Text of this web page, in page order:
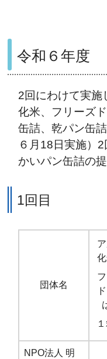
令和６年度
2回にわけて実施
化米、フリーズ
缶詰、乾パン缶
６月18日実施）
かいパン缶詰の
1回目
団体名
NPO法人 明